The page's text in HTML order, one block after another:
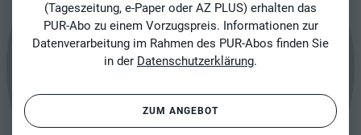
(Tageszeitung, e-Paper oder AZ PLUS) erhalten das
PUR-Abo zu einem Vorzugspreis. Informationen zur
Datenverarbeitung im Rahmen des PUR-Abos finden Sie
in der Datenschutzerklärung.
ZUM ANGEBOT